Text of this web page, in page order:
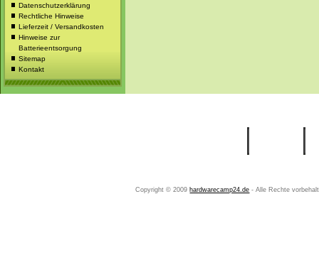
Datenschutzerklärung
Rechtliche Hinweise
Lieferzeit / Versandkosten
Hinweise zur
Batterieentsorgung
Sitemap
Kontakt
Copyright © 2009 hardwarecamp24.de - Alle Rechte